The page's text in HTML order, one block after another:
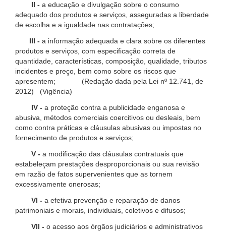
II - a educação e divulgação sobre o consumo
adequado dos produtos e serviços, asseguradas a liberdade
de escolha e a igualdade nas contratações;
III - a informação adequada e clara sobre os diferentes
produtos e serviços, com especificação correta de
quantidade, características, composição, qualidade, tributos
incidentes e preço, bem como sobre os riscos que
apresentem; (Redação dada pela Lei nº 12.741, de
2012) (Vigência)
IV - a proteção contra a publicidade enganosa e
abusiva, métodos comerciais coercitivos ou desleais, bem
como contra práticas e cláusulas abusivas ou impostas no
fornecimento de produtos e serviços;
V - a modificação das cláusulas contratuais que
estabeleçam prestações desproporcionais ou sua revisão
em razão de fatos supervenientes que as tornem
excessivamente onerosas;
VI - a efetiva prevenção e reparação de danos
patrimoniais e morais, individuais, coletivos e difusos;
VII - o acesso aos órgãos judiciários e administrativos